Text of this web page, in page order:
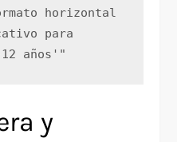
horizontal
para
años'"
y